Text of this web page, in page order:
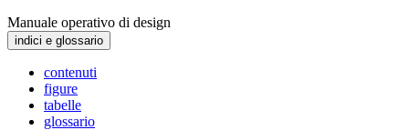
Manuale operativo di design
indici e glossario
contenuti
figure
tabelle
glossario